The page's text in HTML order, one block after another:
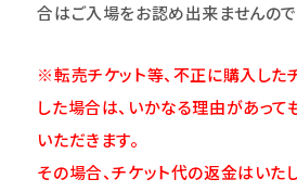
合はご入場をお認め出来ませんので
※転売チケット等、不正に購入した
した場合は、いかなる理由があって
いただきます。
その場合、チケット代の返金はいた